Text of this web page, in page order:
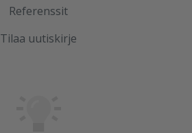
Referenssit
Tilaa uutiskirje